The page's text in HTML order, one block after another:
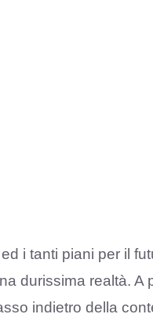
i tanti piani per il
durissima realtà.
indietro della